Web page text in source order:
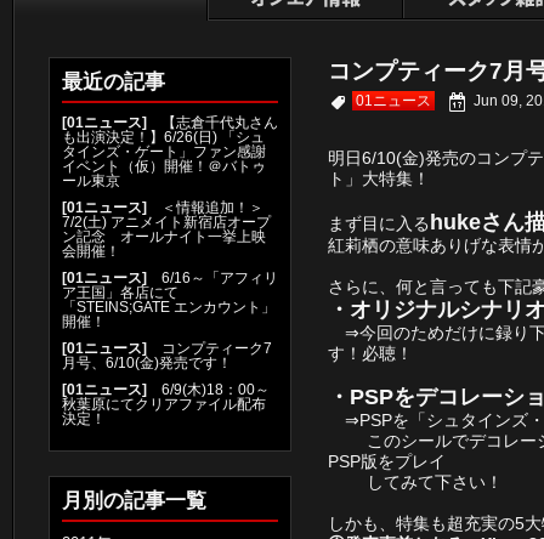
最近の記事
[01ニュース]
【志倉千代丸さん
も出演決定！】6/26(日) 「シュ
タインズ・ゲート」ファン感謝
イベント（仮）開催！＠バトゥ
ール東京
[01ニュース]
＜情報追加！＞
7/2(土) アニメイト新宿店オープ
ン記念 オールナイト一挙上映
会開催！
[01ニュース]
6/16～「アフィリ
ア王国」各店にて
「STEINS;GATE エンカウント」
開催！
[01ニュース]
コンプティーク7
月号、6/10(金)発売です！
[01ニュース]
6/9(木)18：00～
秋葉原にてクリアファイル配布
決定！
月別の記事一覧
コンプティーク7月
01ニュース Jun 09,
明日6/10(金)発売のコンプ
ト」大特集！
まず目に入る hukeさん
紅莉栖の意味ありげな表情
さらに、何と言っても下記
・オリジナルシナリ
⇒今回のためだけに録り
す！必聴！
・PSPをデコレーシ
⇒PSPを「シュタインズ
このシールでデコレー
PSP版をプレイ
してみて下さい！
しかも、特集も超充実の5